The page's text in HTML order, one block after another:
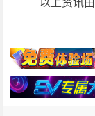
以上资讯由